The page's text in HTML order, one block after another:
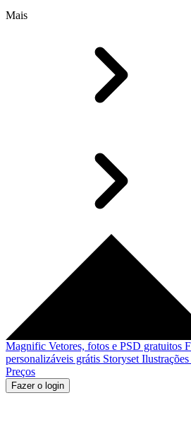
Mais
Magnific Vetores, fotos e PSD gratuitos
personalizáveis grátis Storyset
Preços
Fazer o login